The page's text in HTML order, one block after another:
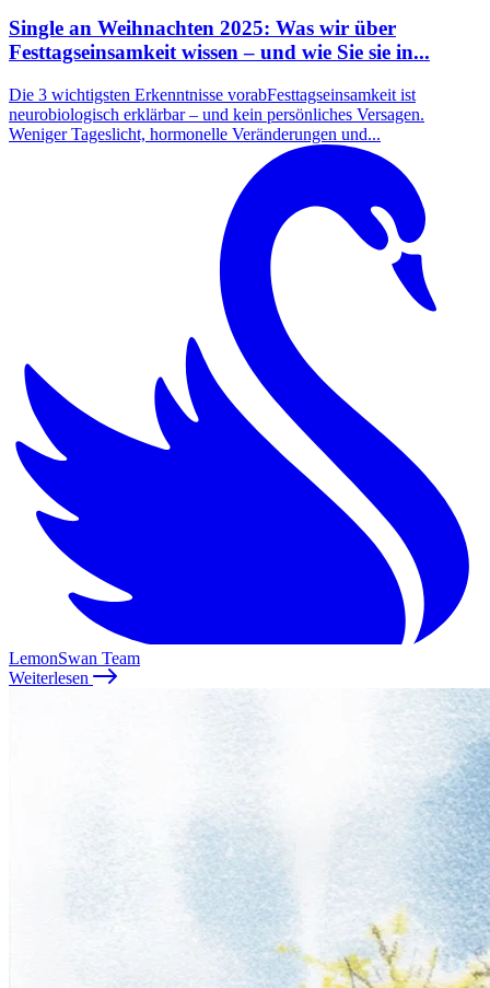
Single an Weihnachten 2025: Was wir über
Festtagseinsamkeit wissen – und wie Sie sie in...
Die 3 wichtigsten Erkenntnisse vorabFesttagseinsamkeit ist
neurobiologisch erklärbar – und kein persönliches Versagen.
Weniger Tageslicht, hormonelle Veränderungen und...
LemonSwan Team
Weiterlesen